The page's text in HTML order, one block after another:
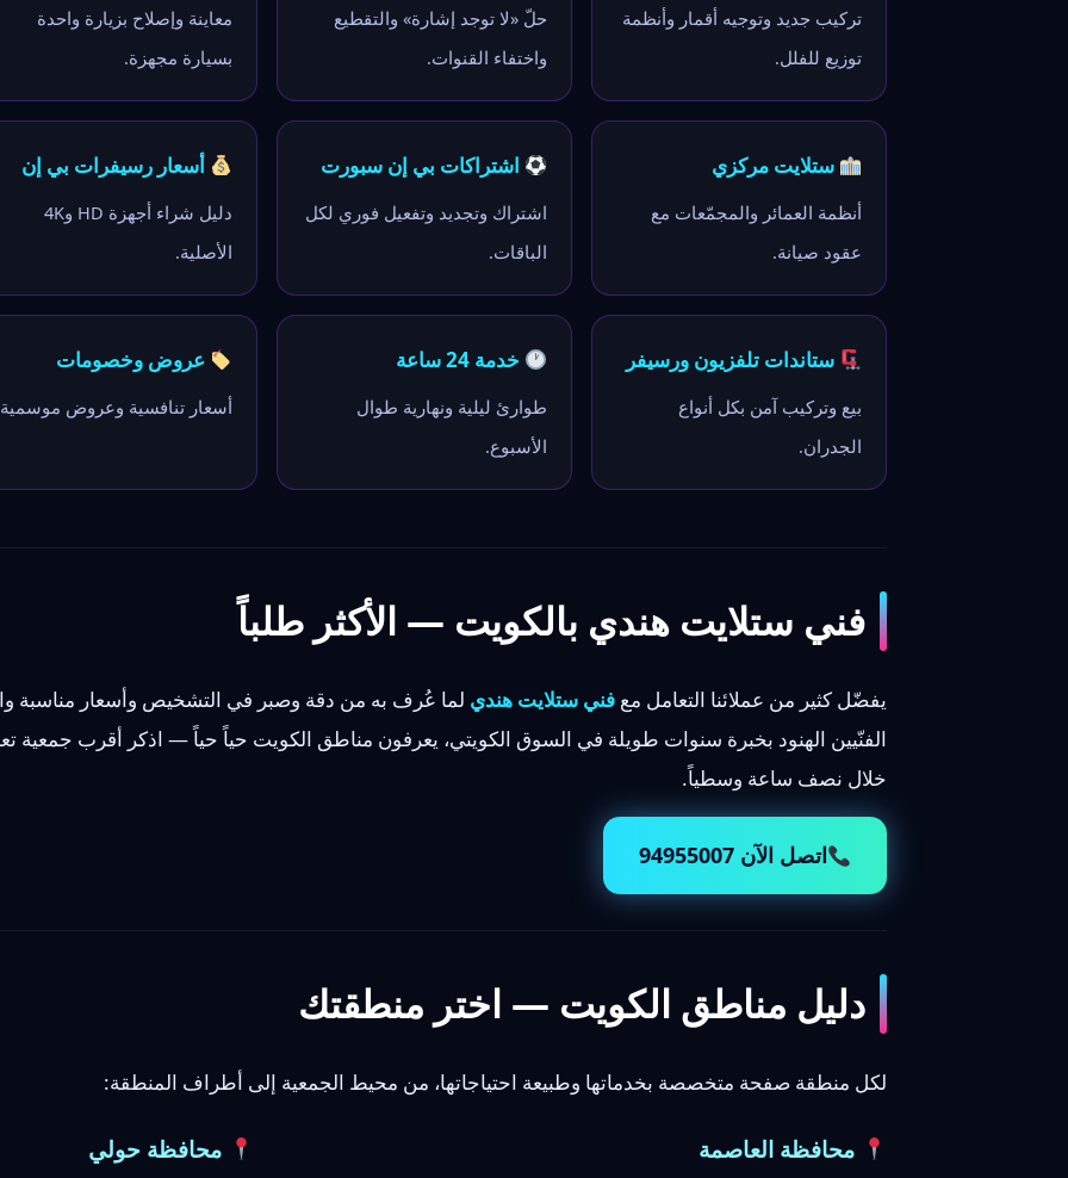
تركيب جديد وتوجيه أقمار وأنظمة
توزيع للفلل.
حلّ «لا توجد إشارة» والتقطيع
واختفاء القنوات.
معاينة وإصلاح بزيارة واحدة
بسيارة مجهزة.
ستلايت مركزي
أنظمة العمائر والمجمّعات مع
عقود صيانة.
اشتراكات بي إن سبورت
اشتراك وتجديد وتفعيل فوري لكل
الباقات.
أسعار رسيفرات بي إن
دليل شراء أجهزة HD و4K
الأصلية.
ستاندات تلفزيون ورسيفر
بيع وتركيب آمن بكل أنواع
الجدران.
خدمة 24 ساعة
طوارئ ليلية ونهارية طوال
الأسبوع.
عروض وخصومات
أسعار تنافسية وعروض
فني ستلايت هندي بالكويت — الأكثر طلباً
يفضّل كثير من عملائنا التعامل مع فني ستلايت هندي لما عُرف به من دقة وصبر في التشخيص وأسعار مناسبة
الفنّيين الهنود بخبرة سنوات طويلة في السوق الكويتي، يعرفون مناطق الكويت حياً حياً — اذكر أقرب جمعية
خلال نصف ساعة وسطياً.
اتصل الآن 94955007
دليل مناطق الكويت — اختر منطقتك
لكل منطقة صفحة متخصصة بخدماتها وطبيعة احتياجاتها، من محيط الجمعية إلى أطراف المنطقة:
محافظة العاصمة محافظة حولي